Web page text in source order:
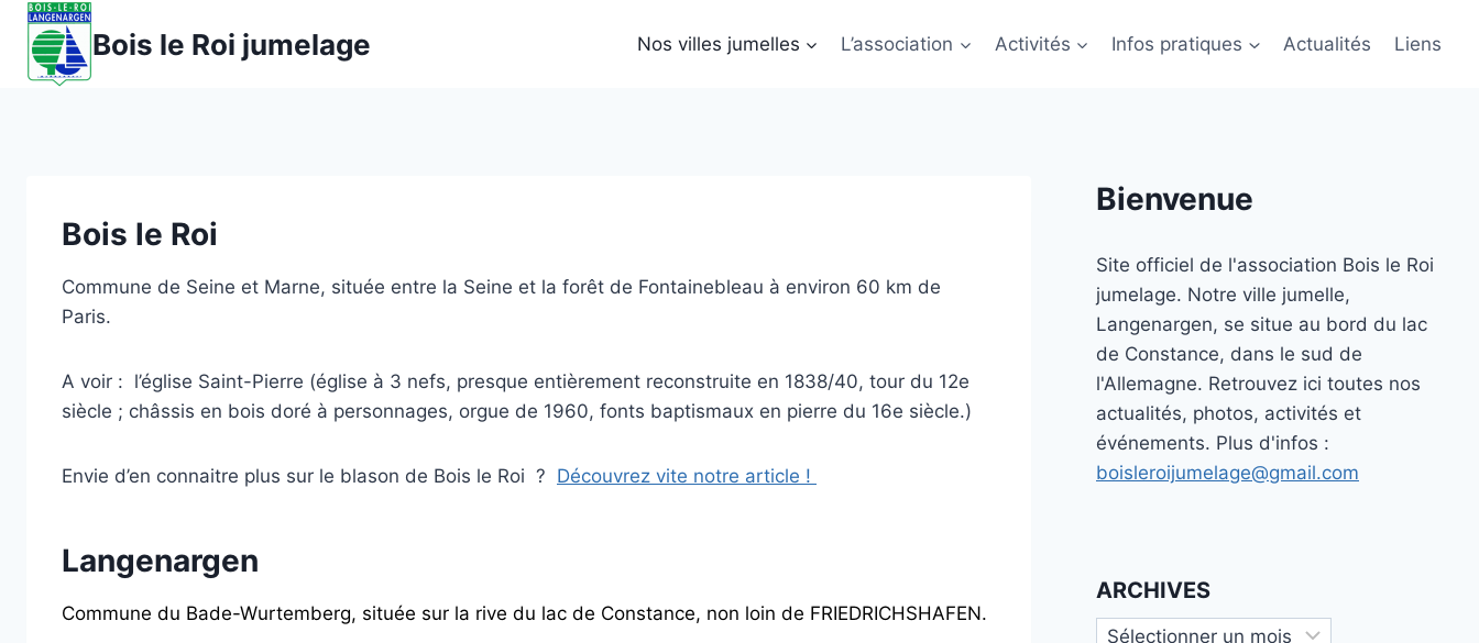
Aller
contenu
Bois le Roi jumelage Nos villes jumelles L’association Activités Infos pratiques Actualités Liens
Bois le Roi
Commune de Seine et Marne, située entre la Seine et la forêt de Fontainebleau à environ 60 km de
Paris.
A voir : l’église Saint-Pierre (église à 3 nefs, presque entièrement reconstruite en 1838/40, tour du 12e
siècle ; châssis en bois doré à personnages, orgue de 1960, fonts baptismaux en pierre du 16e siècle.)
Envie d’en connaitre plus sur le blason de Bois le Roi ? Découvrez vite notre article !
Langenargen
Commune du Bade-Wurtemberg, située sur la rive du lac de Constance, non loin de FRIEDRICHSHAFEN.
Bienvenue
Site officiel de l'association Bois le Roi
jumelage. Notre ville jumelle,
Langenargen, se situe au bord du lac
de Constance, dans le sud de
l'Allemagne. Retrouvez ici toutes nos
actualités, photos, activités et
événements. Plus d'infos :
boisleroijumelage@gmail.com
ARCHIVES
Archives